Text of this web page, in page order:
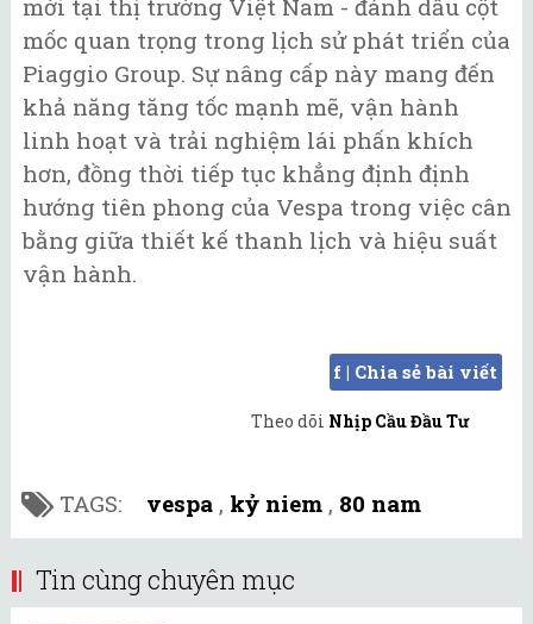
mới tại thị trường Việt Nam - đánh dấu cột
mốc quan trọng trong lịch sử phát triển của
Piaggio Group. Sự nâng cấp này mang đến
khả năng tăng tốc mạnh mẽ, vận hành
linh hoạt và trải nghiệm lái phấn khích
hơn, đồng thời tiếp tục khẳng định định
hướng tiên phong của Vespa trong việc cân
bằng giữa thiết kế thanh lịch và hiệu suất
vận hành.
f | Chia sẻ bài viết
Theo dõi Nhịp Cầu Đầu Tư
TAGS: vespa , kỷ niem , 80 nam
Tin cùng chuyên mục